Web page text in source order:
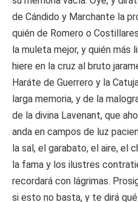
de Cándido y Marchante la
quién de Romero o
la muleta mejor, y quién más
hiere en la cruz al bruto
Haráte de Guerrero y la
larga memoria, y de la
de la divina Lavenant, que
anda en campos de luz
la sal, el garabato, el aire, el
la fama y los ilustres
recordará con lágrimas.
si esto no basta, y te dirá qué